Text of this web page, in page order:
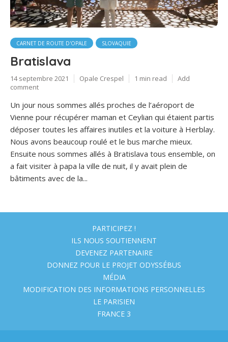
CARNET DE ROUTE D'OPALE SLOVAQUIE
Bratislava
14 septembre 2021 Opale Crespel 1 min read
Add
comment
Un jour nous sommes allés proches de l’aéroport de
Vienne pour récupérer maman et Ceylian qui étaient partis
déposer toutes les affaires inutiles et la voiture à Herblay.
Nous avons beaucoup roulé et le bus marche mieux.
Ensuite nous sommes allés à Bratislava tous ensemble, on
a fait visiter à papa la ville de nuit, il y avait plein de
bâtiments avec de la...
PARTICIPEZ !
ILS NOUS SOUTIENNENT
DEVENEZ PARTENAIRE
DONNEZ POUR LE PROJET ODYSSÉBUS
MÉDIA
MODIFICATION DES INFORMATIONS PERSONNELLES
LE PARISIEN
FRANCE 3